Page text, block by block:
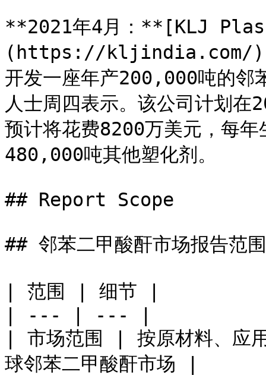
**2021年4月：**[KLJ
(https://kljindia.com/)（
开发一座年产200,000吨的邻
人士周四表示。该公司计划在
预计将花费8200万美元，每
480,000吨其他塑化剂。
## Report Scope
## 邻苯二甲酸酐市场报告范围
| 范围 | 细节 |
| --- | --- |
| 市场范围 | 按原材料、应
球邻苯二甲酸酐市场 |